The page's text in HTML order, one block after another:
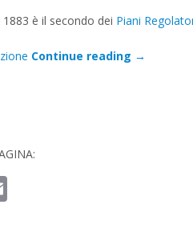
è il secondo dei Piani
Continue reading →